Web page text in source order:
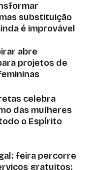
substituição
é improvável
abre
projetos de
celebra
das mulheres
o Espírito
feira percorre
gratuitos;